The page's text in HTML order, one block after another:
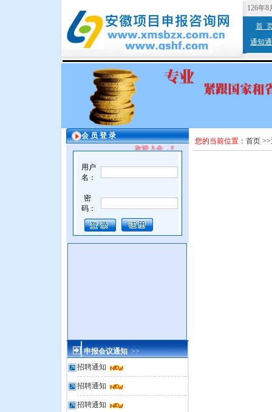
126年8
首
通知
会 员 登 录
欢迎入会，增值服务。
用户
名：
密
码：
申报会议通知>>
招聘通知
招聘通知
招聘通知
您的当前位置： 首页 >>